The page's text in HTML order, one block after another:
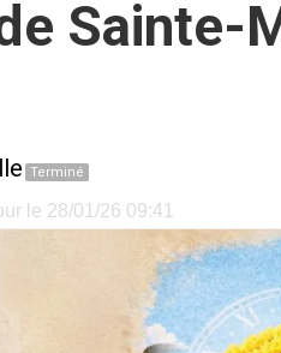
Sainte-
Terminé
le 28/01/26 09:41